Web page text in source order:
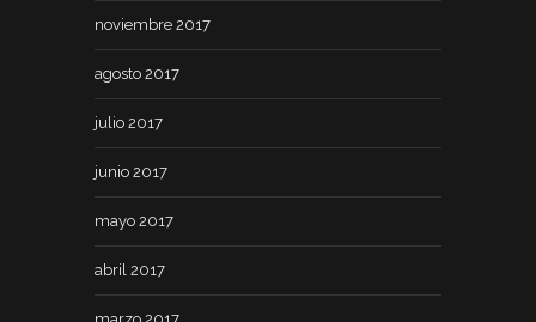
noviembre 2017
agosto 2017
julio 2017
junio 2017
mayo 2017
abril 2017